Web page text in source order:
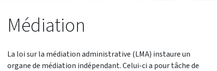
Médiation
La loi sur la médiation administrative (LMA) instaure un
organe de médiation indépendant. Celui-ci a pour tâche de